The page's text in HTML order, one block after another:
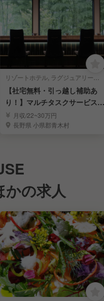
リゾートホテル, ラグジュアリーホテル, ビジネスホテル, 旅館・温泉 | 宿泊部門 | 宿泊全般
【社宅無料・引っ越し補助あ
り！】マルチタスクサービスス
タッフ募集！
月収/22~30万円
長野県 小県郡青木村
かの求人